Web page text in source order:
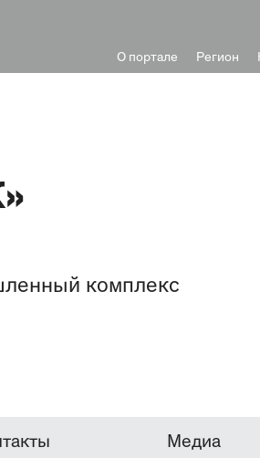
О портале Регион
комплекс
Медиа